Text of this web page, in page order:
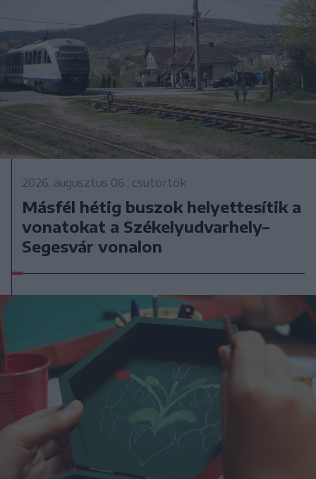
2026. augusztus 06., csütörtök
Másfél hétig buszok helyettesítik a
vonatokat a Székelyudvarhely–
Segesvár vonalon